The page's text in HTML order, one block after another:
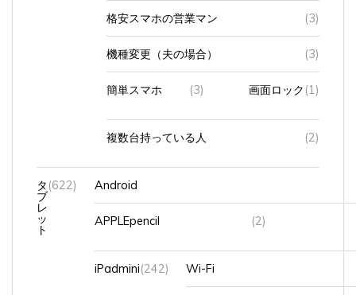
格安スマホの営業マン (3)
機種変更（夫の場合） (3)
簡単スマホ (3) 画面ロック (1)
複数台持っている人 (2)
タ
ブ
レ
ッ
ト
(622) Android
APPLEpencil (2)
iPadmini (242) Wi-Fi